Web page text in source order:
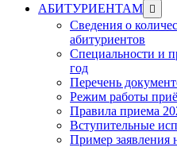
АБИТУРИЕНТАМ Show
sub
menu
Сведения о
абитуриентов
Специальности и
год
Перечень
Режим работы
Правила приема
Вступительные
Пример заявления